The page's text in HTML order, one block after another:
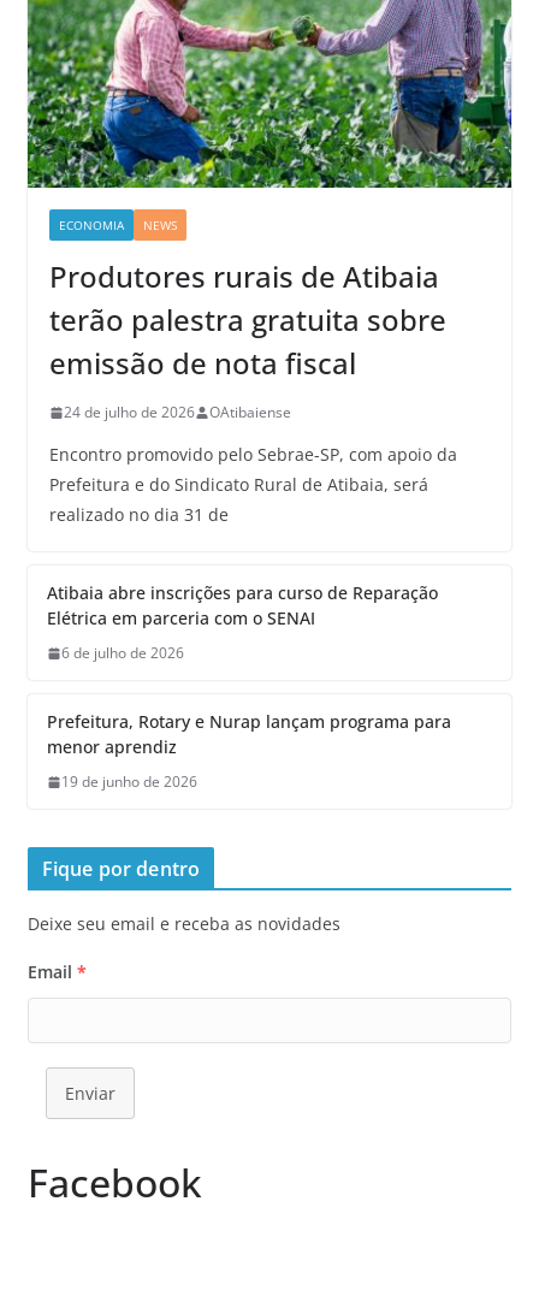
ECONOMIA NEWS
Produtores rurais de Atibaia
terão palestra gratuita sobre
emissão de nota fiscal
24 de julho de 2026 OAtibaiense
Encontro promovido pelo Sebrae-SP, com apoio da
Prefeitura e do Sindicato Rural de Atibaia, será
realizado no dia 31 de
Atibaia abre inscrições para curso de Reparação
Elétrica em parceria com o SENAI
6 de julho de 2026
Prefeitura, Rotary e Nurap lançam programa para
menor aprendiz
19 de junho de 2026
Fique por dentro
Deixe seu email e receba as novidades
Email *
Enviar
Facebook